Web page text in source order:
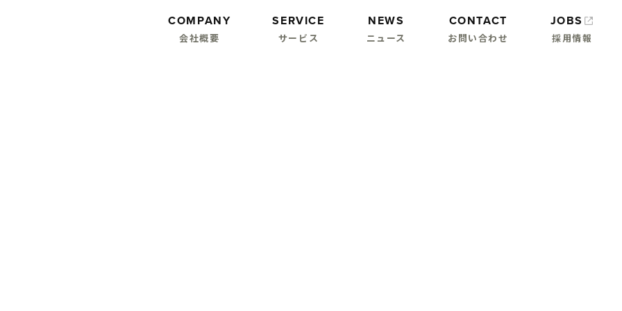
COMPANY
会社概要
SERVICE
サービス
NEWS
ニュース
CONTACT
お問い合わせ
JOBS
採用情報